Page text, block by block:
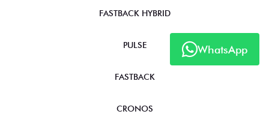
WhatsApp
FASTBACK HYBRID
PULSE
FASTBACK
CRONOS